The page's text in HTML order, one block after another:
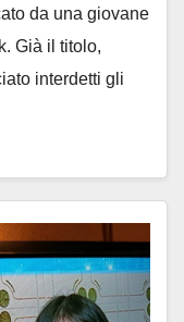
da una giovane
Già il titolo,
interdetti gli